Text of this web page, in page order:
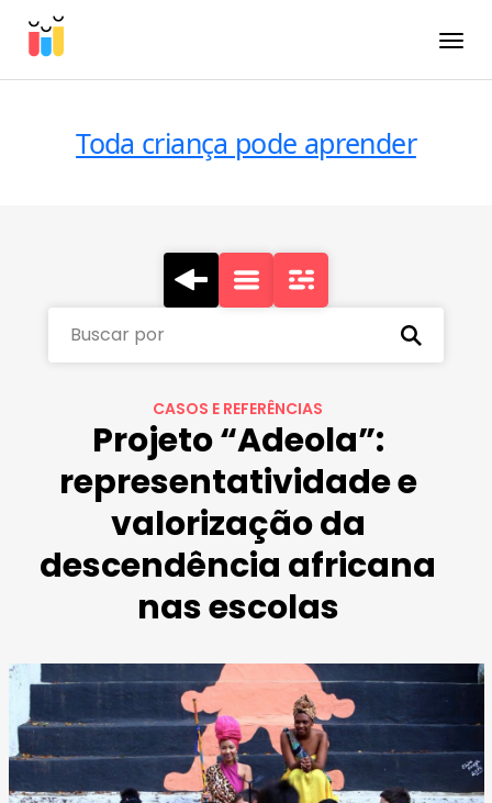
Toda criança pode aprender
Buscar por
CASOS E REFERÊNCIAS
Projeto “Adeola”:
representatividade e
valorização da
descendência africana
nas escolas